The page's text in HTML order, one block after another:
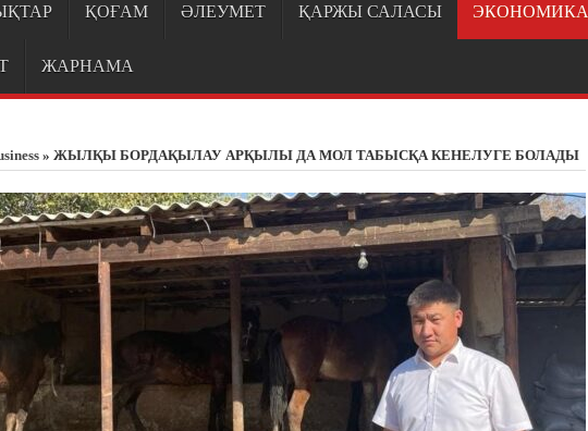
ҚОҒАМ ӘЛЕУМЕТ ҚАРЖЫ САЛАСЫ ЭКОНОМИКА
ЖАРНАМА
» ЖЫЛҚЫ БОРДАҚЫЛАУ АРҚЫЛЫ ДА МОЛ ТАБЫСҚА КЕНЕЛУГЕ БОЛАДЫ